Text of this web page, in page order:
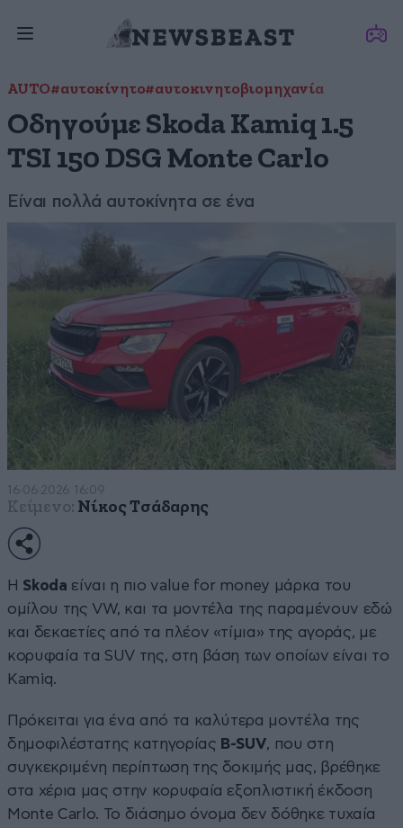
AUTO#αυτοκίνητο#αυτοκινητοβιομηχανία
Οδηγούμε Skoda Kamiq 1.5
TSI 150 DSG Monte Carlo
Είναι πολλά αυτοκίνητα σε ένα
16·06·2026 16:09
Κείμενο: Νίκος Τσάδαρης
Η Skoda είναι η πιο value for money μάρκα του
ομίλου της VW, και τα μοντέλα της παραμένουν εδώ
και δεκαετίες από τα πλέον «τίμια» της αγοράς, με
κορυφαία τα SUV της, στη βάση των οποίων είναι το
Kamiq.
Πρόκειται για ένα από τα καλύτερα μοντέλα της
δημοφιλέστατης κατηγορίας Β-SUV, που στη
συγκεκριμένη περίπτωση της δοκιμής μας, βρέθηκε
στα χέρια μας στην κορυφαία εξοπλιστική έκδοση
Monte Carlo. Το διάσημο όνομα δεν δόθηκε τυχαία